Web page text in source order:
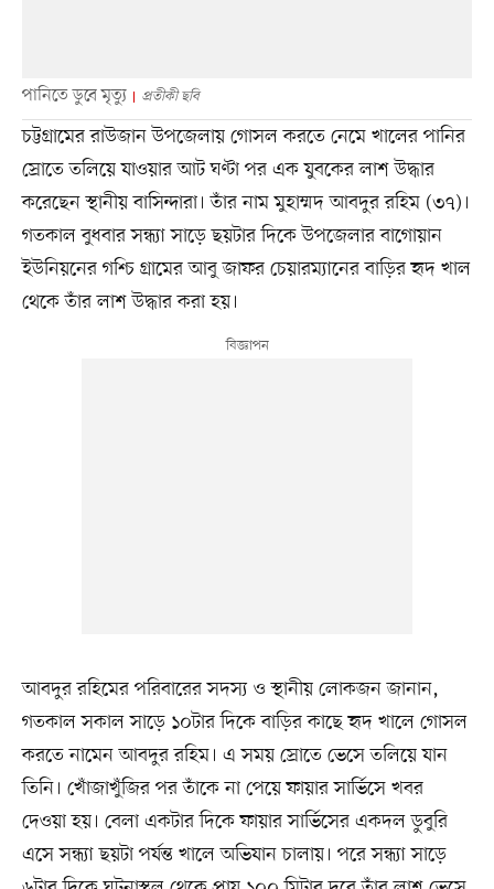
পানিতে ডুবে মৃত্যু প্রতীকী ছবি
চট্টগ্রামের রাউজান উপজেলায় গোসল করতে নেমে খালের পানির
স্রোতে তলিয়ে যাওয়ার আট ঘণ্টা পর এক যুবকের লাশ উদ্ধার
করেছেন স্থানীয় বাসিন্দারা। তাঁর নাম মুহাম্মদ আবদুর রহিম (৩৭)।
গতকাল বুধবার সন্ধ্যা সাড়ে ছয়টার দিকে উপজেলার বাগোয়ান
ইউনিয়নের গশ্চি গ্রামের আবু জাফর চেয়ারম্যানের বাড়ির হৃদ খাল
থেকে তাঁর লাশ উদ্ধার করা হয়।
আবদুর রহিমের পরিবারের সদস্য ও স্থানীয় লোকজন জানান,
গতকাল সকাল সাড়ে ১০টার দিকে বাড়ির কাছে হৃদ খালে গোসল
করতে নামেন আবদুর রহিম। এ সময় স্রোতে ভেসে তলিয়ে যান
তিনি। খোঁজাখুঁজির পর তাঁকে না পেয়ে ফায়ার সার্ভিসে খবর
দেওয়া হয়। বেলা একটার দিকে ফায়ার সার্ভিসের একদল ডুবুরি
এসে সন্ধ্যা ছয়টা পর্যন্ত খালে অভিযান চালায়। পরে সন্ধ্যা সাড়ে